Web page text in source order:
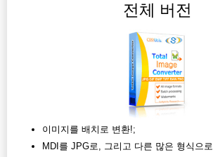
전체 버전
이미지를 배치로 변환!;
MDI를 JPG로, 그리고 다른 많은 형식으로